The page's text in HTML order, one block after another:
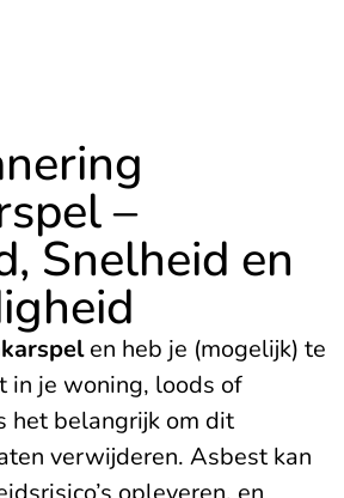
–
Snelheid en
en heb je (mogelijk) te
in je woning, loods of
het belangrijk om dit
verwijderen. Asbest kan